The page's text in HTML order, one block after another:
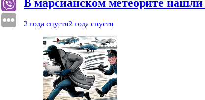
В марсианском метеорите
2 года спустя2 года спустя